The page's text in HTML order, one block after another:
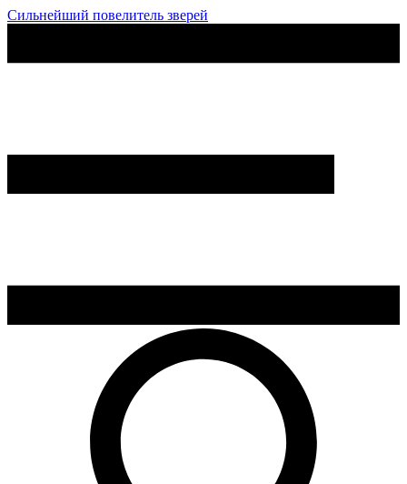
Сильнейший повелитель зверей